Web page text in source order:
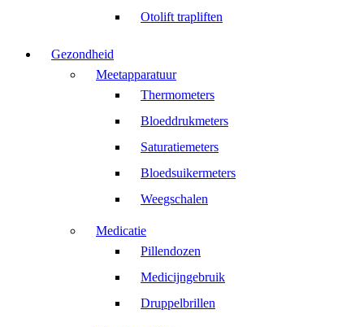
Otolift trapliften
Gezondheid
Meetapparatuur
Thermometers
Bloeddrukmeters
Saturatiemeters
Bloedsuikermeters
Weegschalen
Medicatie
Pillendozen
Medicijngebruik
Druppelbrillen